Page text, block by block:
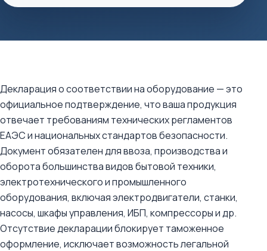
Декларация о соответствии на оборудование — это
официальное подтверждение, что ваша продукция
отвечает требованиям технических регламентов
ЕАЭС и национальных стандартов безопасности.
Документ обязателен для ввоза, производства и
оборота большинства видов бытовой техники,
электротехнического и промышленного
оборудования, включая электродвигатели, станки,
насосы, шкафы управления, ИБП, компрессоры и др.
Отсутствие декларации блокирует таможенное
оформление, исключает возможность легальной